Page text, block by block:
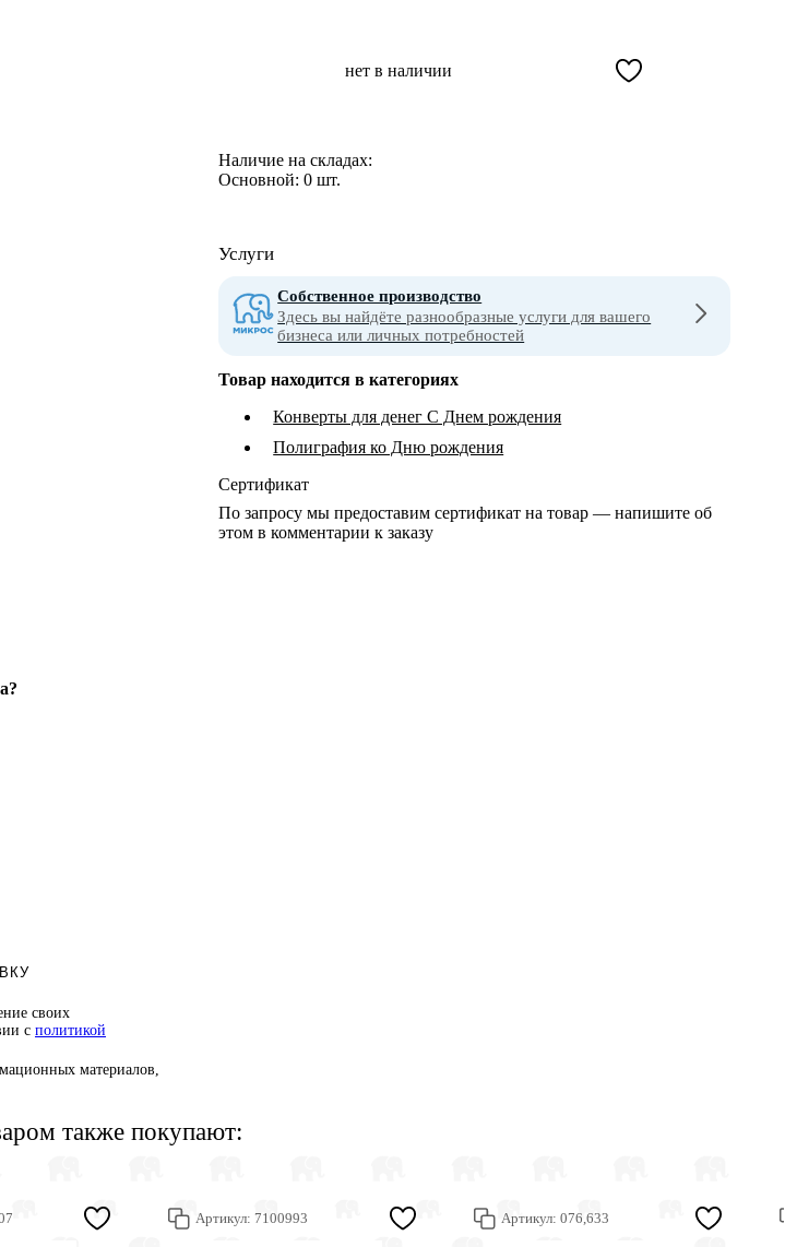
своих
с политикой
материалов,
нет в наличии
Наличие на складах:
Основной:0 шт.
Услуги
Собственное производство
Здесь вы найдёте разнообразные услуги для вашего
бизнеса или личных потребностей
Товар находится в категориях
Конверты для денег С Днем рождения
Полиграфия ко Дню рождения
Сертификат
По запросу мы предоставим сертификат на товар — напишите об
этом в комментарии к заказу
также покупают:
Артикул: 7100993 Артикул: 076,633